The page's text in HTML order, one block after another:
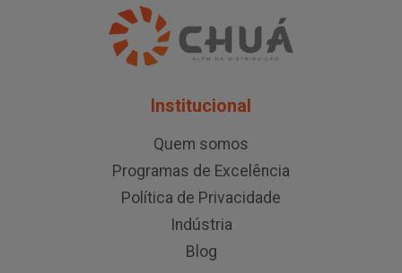
Institucional
Quem somos
Programas de Excelência
Política de Privacidade
Indústria
Blog